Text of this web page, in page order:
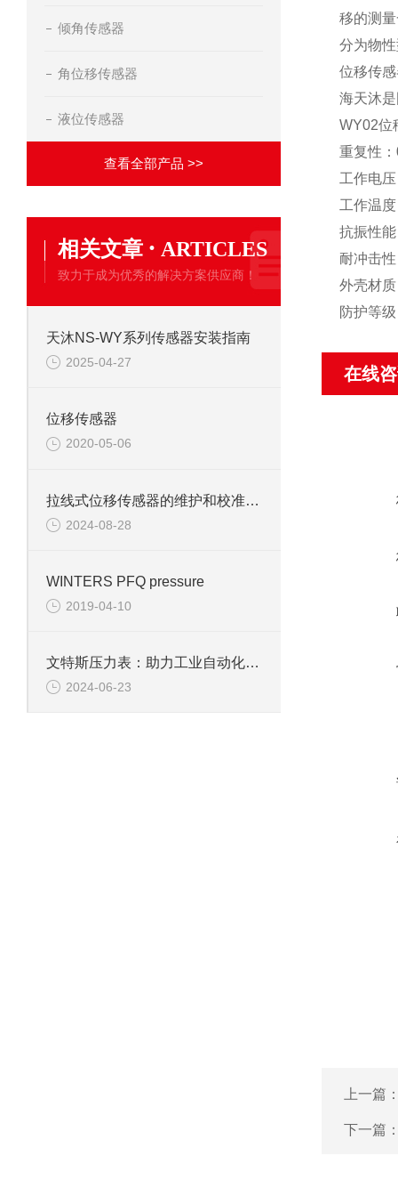
移的测
分为物
位移传
海天沐
WY02位
重复性
工作电
工作温
抗振性
耐冲击
外壳材
防护等
在线
上一篇
下一篇
倾角传感器
角位移传感器
液位传感器
查看全部产品 >>
相关文章 · ARTICLES
致力于成为优秀的解决方案供应商！
天沐NS-WY系列传感器安装指南
2025-04-27
位移传感器
2020-05-06
拉线式位移传感器的维护和校准有哪些注意事项？
2024-08-28
WINTERS PFQ pressure
2019-04-10
文特斯压力表：助力工业自动化，提高生产效率
2024-06-23